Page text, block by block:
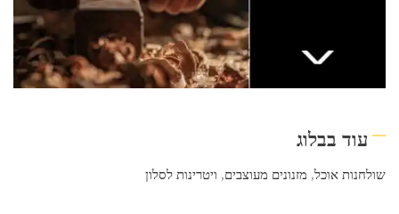
עוד בבלוג
שולחנות אוכל, מזנונים מעוצבים, ויטרינות לסלון